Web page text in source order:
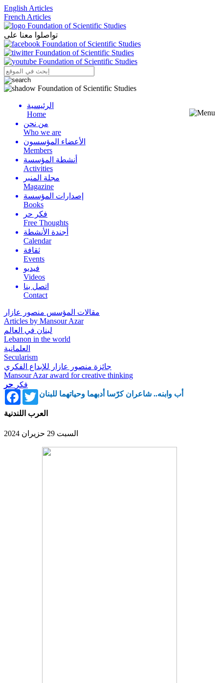
English Articles
French Articles
تواصلوا معنا على
Menu
الرئيسية
Home
من نحن
Who we are
الأعضاء المؤسسون
Members
أنشطة المؤسسة
Activities
مجلة المنبر
Magazine
إصدارات المؤسسة
Books
فكر حر
Free Thoughts
أجندة الأنشطة
Calendar
ثقافة
Events
فيديو
Videos
اتصل بنا
Contact
مقالات المؤسس منصور عازار
Articles by Mansour Azar
لبنان في العالم
Lebanon in the world
العلمانية
Secularism
جائزة منصور عازار للإبداع الفكري
Mansour Azar award for creative thinking
فكر حر
FacebookTwitter
أب وابنه.. شاعران كرّسا أدبهما وحياتهما للبنان
العرب اللندنية
السبت 29 حزيران 2024